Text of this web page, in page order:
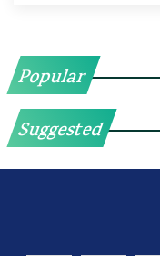
Popular
Suggested